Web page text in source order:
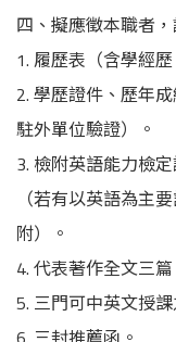
四、擬應徵本職者
1. 履歷表（含學經
2. 學歷證件、歷年
駐外單位驗證）。
3. 檢附英語能力檢
（若有以英語為主
附）。
4. 代表著作全文三篇
5. 三門可中英文授